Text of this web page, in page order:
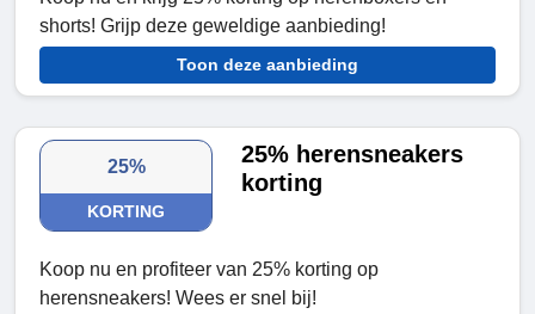
shorts! Grijp deze geweldige aanbieding!
Toon deze aanbieding
25%
KORTING
25% herensneakers
korting
Koop nu en profiteer van 25% korting op
herensneakers! Wees er snel bij!